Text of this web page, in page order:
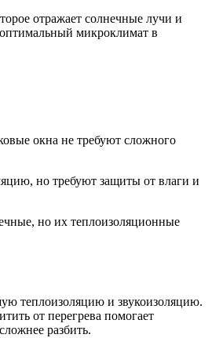
отражает солнечные лучи и
оптимальный микроклимат в
окна не требуют сложного
но требуют защиты от влаги и
но их теплоизоляционные
теплоизоляцию и звукоизоляцию.
от перегрева помогает
разбить.